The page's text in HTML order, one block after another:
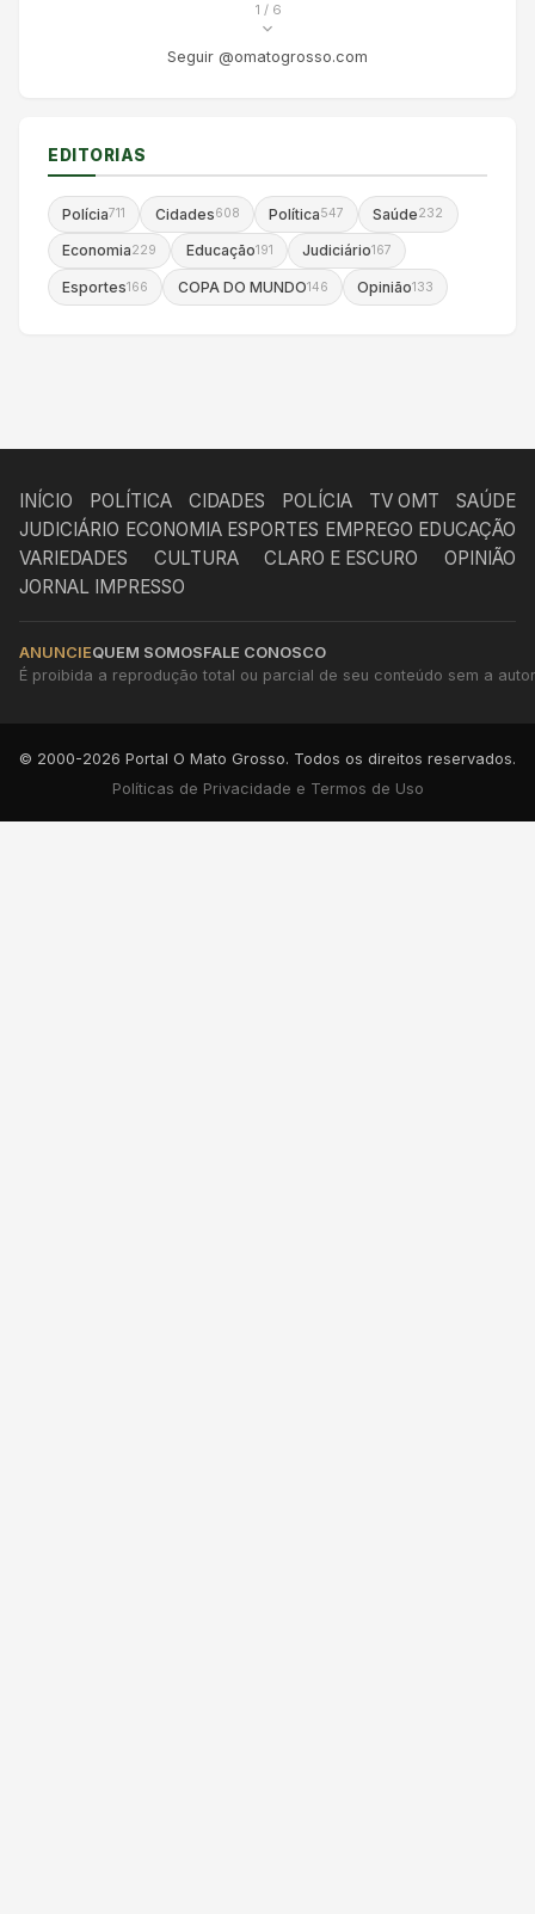
1 / 6
Seguir @omatogrosso.com
EDITORIAS
Polícia711 Cidades608 Política547 Saúde232
Economia229 Educação191 Judiciário167
Esportes166 COPA DO MUNDO146 Opinião133
INÍCIO POLÍTICA CIDADES POLÍCIA TV OMT
SAÚDE
JUDICIÁRIO ECONOMIA ESPORTES EMPREGO EDUCAÇÃO
VARIEDADES
CULTURA CLARO E ESCURO
OPINIÃO
JORNAL IMPRESSO
ANUNCIEQUEM SOMOSFALE CONOSCO
É proibida a reprodução total ou parcial de seu conteúdo sem a
© 2000-2026 Portal O Mato Grosso. Todos os direitos reservados.
Políticas de Privacidade e Termos de Uso